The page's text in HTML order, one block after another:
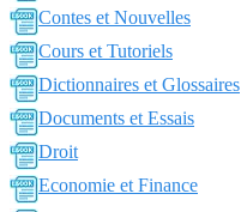
Contes et Nouvelles
Cours et Tutoriels
Dictionnaires et Glossaires
Documents et Essais
Droit
Economie et Finance